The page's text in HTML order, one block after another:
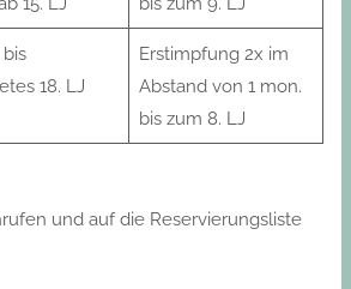
bis
18. LJ
Erstimpfung 2x im
Abstand von 1 mon.
bis zum 8. LJ
und auf die Reservierungsliste